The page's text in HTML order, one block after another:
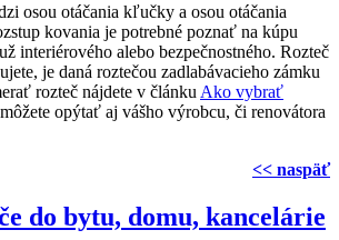
osou otáčania kľučky a osou otáčania
kovania je potrebné poznať na kúpu
interiérového alebo bezpečnostného. Rozteč
je daná roztečou zadlabávacieho zámku
rozteč nájdete v článku Ako vybrať
opýtať aj vášho výrobcu, či renovátora
<< naspäť
do bytu, domu, kancelárie